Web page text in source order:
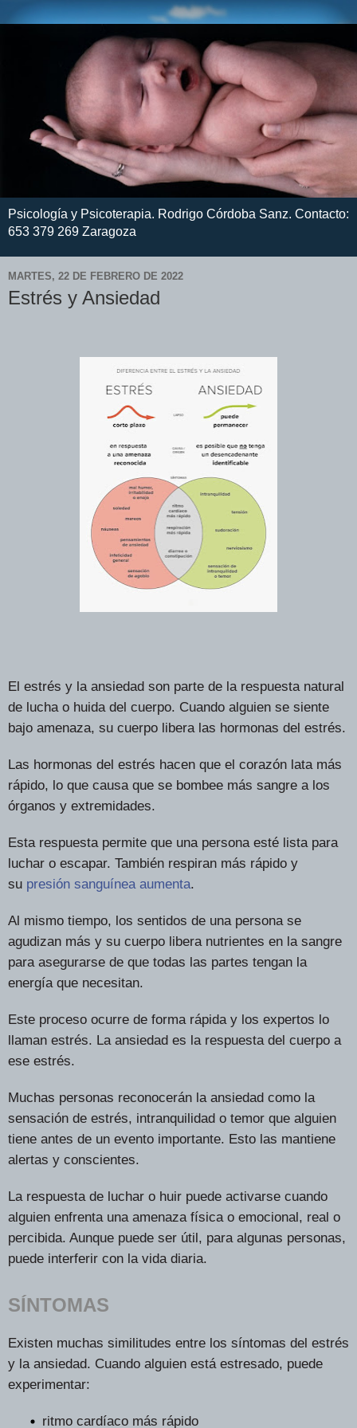
Psicología y Psicoterapia. Rodrigo Córdoba Sanz. Contacto:
653 379 269 Zaragoza
MARTES, 22 DE FEBRERO DE 2022
Estrés y Ansiedad
El estrés y la ansiedad son parte de la respuesta natural
de lucha o huida del cuerpo. Cuando alguien se siente
bajo amenaza, su cuerpo libera las hormonas del estrés.
Las hormonas del estrés hacen que el corazón lata más
rápido, lo que causa que se bombee más sangre a los
órganos y extremidades.
Esta respuesta permite que una persona esté lista para
luchar o escapar. También respiran más rápido y
su presión sanguínea aumenta.
Al mismo tiempo, los sentidos de una persona se
agudizan más y su cuerpo libera nutrientes en la sangre
para asegurarse de que todas las partes tengan la
energía que necesitan.
Este proceso ocurre de forma rápida y los expertos lo
llaman estrés. La ansiedad es la respuesta del cuerpo a
ese estrés.
Muchas personas reconocerán la ansiedad como la
sensación de estrés, intranquilidad o temor que alguien
tiene antes de un evento importante. Esto las mantiene
alertas y conscientes.
La respuesta de luchar o huir puede activarse cuando
alguien enfrenta una amenaza física o emocional, real o
percibida. Aunque puede ser útil, para algunas personas,
puede interferir con la vida diaria.
SÍNTOMAS
Existen muchas similitudes entre los síntomas del estrés
y la ansiedad. Cuando alguien está estresado, puede
experimentar:
ritmo cardíaco más rápido